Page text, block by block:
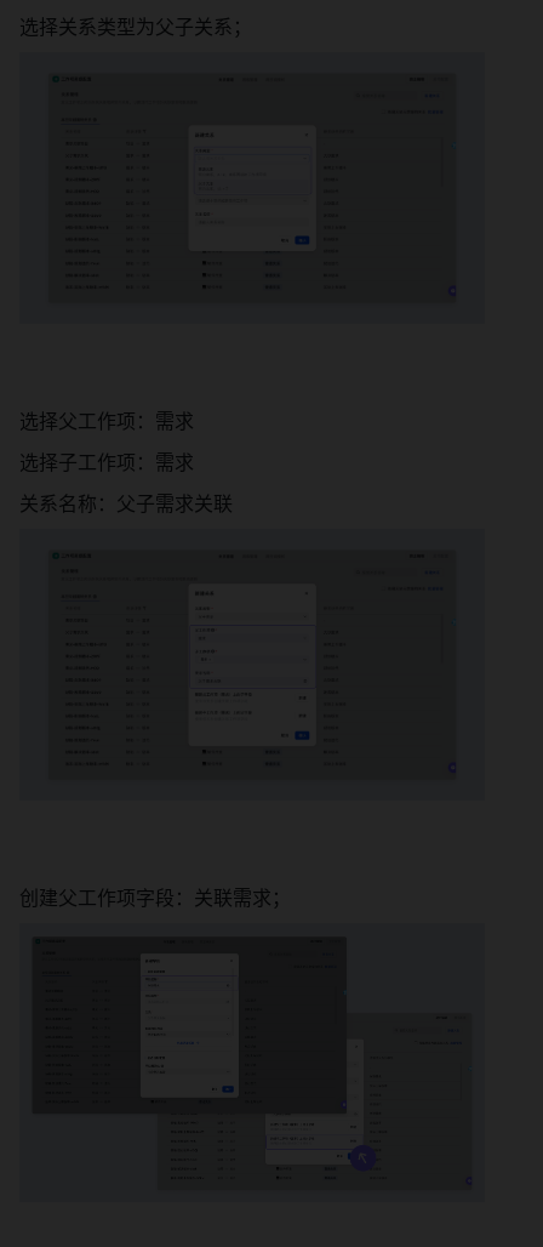
选择关系类型为父子关系；
选择父工作项：需求
选择子工作项：需求
关系名称：父子需求关联
创建父工作项字段：关联需求；